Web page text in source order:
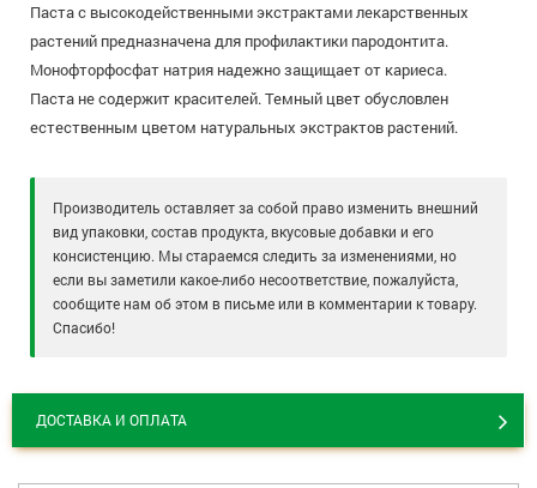
Паста с высокодейственными экстрактами лекарственных
растений предназначена для профилактики пародонтита.
Монофторфосфат натрия надежно защищает от кариеса.
Паста не содержит красителей. Темный цвет обусловлен
естественным цветом натуральных экстрактов растений.
Производитель оставляет за собой право изменить внешний
вид упаковки, состав продукта, вкусовые добавки и его
консистенцию. Мы стараемся следить за изменениями, но
если вы заметили какое-либо несоответствие, пожалуйста,
сообщите нам об этом в письме или в комментарии к товару.
Спасибо!
ДОСТАВКА И ОПЛАТА